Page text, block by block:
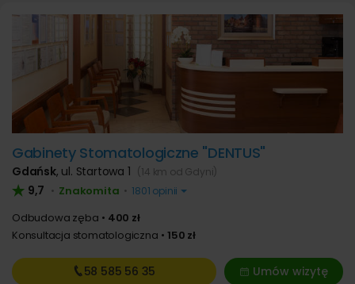
Gabinety Stomatologiczne "DENTUS"
Gdańsk, ul. Startowa 1 (14 km od Gdyni)
9,7 • Znakomita • 1801 opinii
Odbudowa zęba
400 zł
Konsultacja stomatologiczna
150 zł
Umów wizytę
58 585 56 35